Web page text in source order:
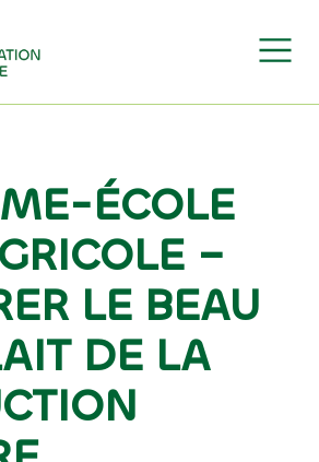
–
LE BEAU
DE LA